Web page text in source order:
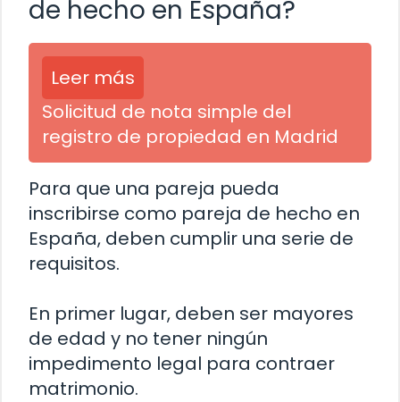
de hecho en España?
Leer más
Solicitud de nota simple del
registro de propiedad en Madrid
Para que una pareja pueda
inscribirse como pareja de hecho en
España, deben cumplir una serie de
requisitos.
En primer lugar, deben ser mayores
de edad y no tener ningún
impedimento legal para contraer
matrimonio.